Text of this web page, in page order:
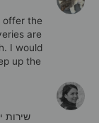
offer the
are
I would
up the
שירות